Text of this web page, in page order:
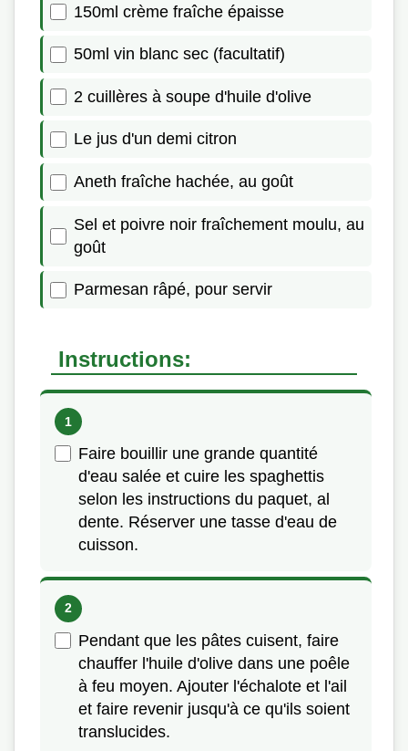
150ml crème fraîche épaisse
50ml vin blanc sec (facultatif)
2 cuillères à soupe d'huile d'olive
Le jus d'un demi citron
Aneth fraîche hachée, au goût
Sel et poivre noir fraîchement moulu, au
goût
Parmesan râpé, pour servir
Instructions:
Faire bouillir une grande quantité
d'eau salée et cuire les spaghettis
selon les instructions du paquet, al
dente. Réserver une tasse d'eau de
cuisson.
Pendant que les pâtes cuisent, faire
chauffer l'huile d'olive dans une poêle
à feu moyen. Ajouter l'échalote et l'ail
et faire revenir jusqu'à ce qu'ils soient
translucides.